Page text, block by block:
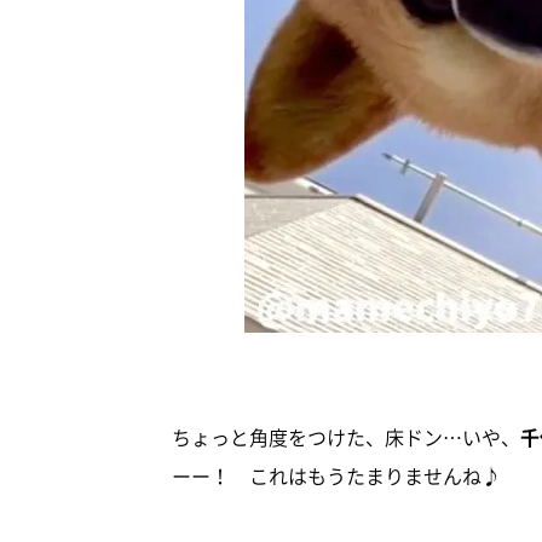
ちょっと角度をつけた、床ドン…いや、
ーー！ これはもうたまりませんね♪